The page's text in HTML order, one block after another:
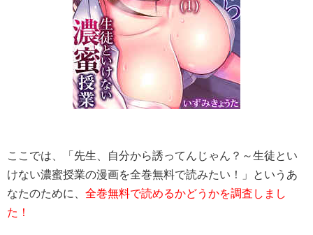
ここでは、「先生、自分から誘ってんじゃん？～生徒とい
けない濃蜜授業の漫画を全巻無料で読みたい！」というあ
なたのために、 全巻無料で読めるかどうかを調査しまし
た！